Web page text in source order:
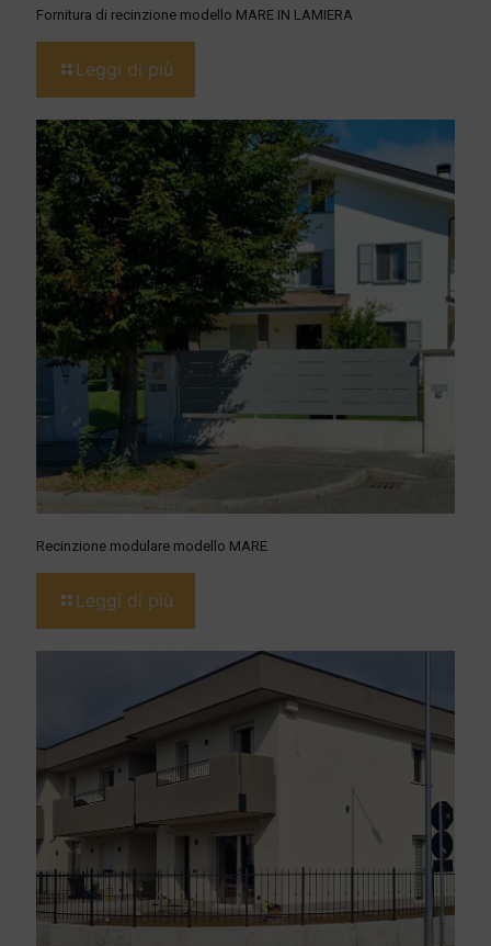
Fornitura di recinzione modello MARE IN LAMIERA
Leggi di più
Recinzione modulare modello MARE
Leggi di più